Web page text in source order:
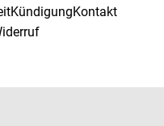
KündigungKontakt